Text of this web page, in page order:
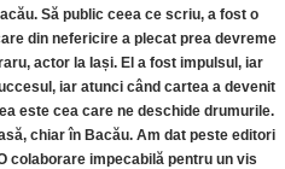
Să public ceea ce scriu, a fost o
din nefericire a plecat prea devreme
actor la Iași. El a fost impulsul, iar
iar atunci când cartea a devenit
este cea care ne deschide drumurile.
chiar în Bacău. Am dat peste editori
colaborare impecabilă pentru un vis